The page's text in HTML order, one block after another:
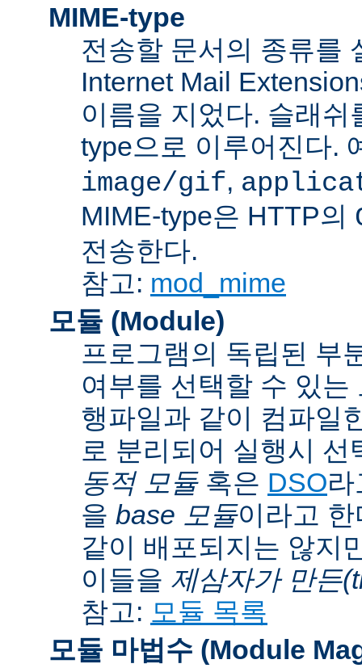
MIME-type
전송할 문서의 종류를
Internet Mail
이름을 지었다. 슬래
type으로 이루어진다.
image/gif,
MIME-type은 HTTP의
전송한다.
참고: mod_mime
모듈 (Module)
프로그램의 독립된 부
여부를 선택할 수 있
행파일과 같이 컴파일
로 분리되어 실행시
동적 모듈혹은 DSO
을 base 모듈이라고
같이 배포되지는 않지
이들을 제삼자가 만든
참고: 모듈 목록
모듈 마법수 (Module